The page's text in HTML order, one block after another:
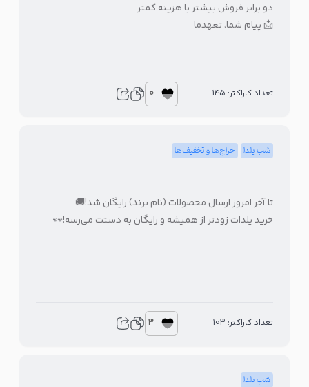
دو برابر فروش بیشتر با هزینه کمتر
📩 پیام شما، تعهدما
تعداد کاراکتر: 145 0
شب یلدا حراج‌ها و تخفیف‌ها
تا آخر امروز ارسال محصولات (نام برند) رایگان شد!🚚
خرید یلدات زودتر از همیشه و رایگان به دستت می‌رسه!👀
تعداد کاراکتر: 103 3
شب یلدا